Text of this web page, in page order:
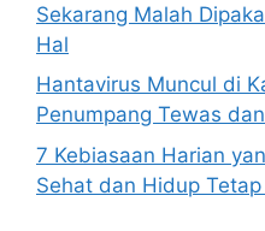
Sekarang Malah
Hal
Hantavirus Muncul di
Penumpang Tewas
7 Kebiasaan Harian
Sehat dan Hidup